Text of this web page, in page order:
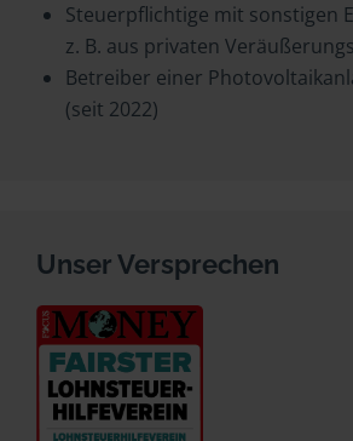
Steuerpflichtige mit sonstigen
z. B. aus privaten
Betreiber einer
(seit 2022)
Unser Versprechen